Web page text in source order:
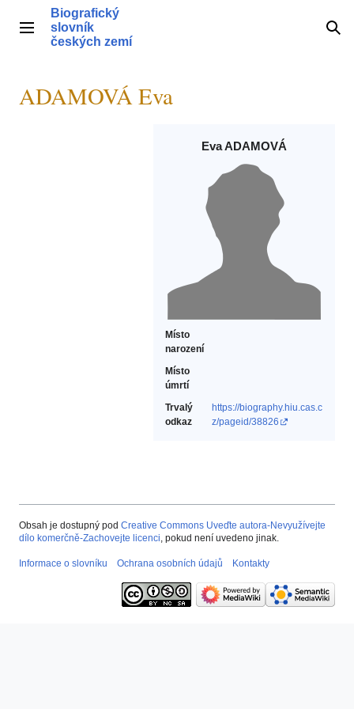
obsahHlavní menu
Biografický
slovník
českých zemí
ADAMOVÁ Eva
Eva ADAMOVÁ
Místo
narození
Místo
úmrtí
Trvalý
odkaz
https://biography.hiu.cas.c
z/pageid/38826
Obsah je dostupný pod Creative Commons Uveďte autora-Nevyužívejte
dílo komerčně-Zachovejte licenci, pokud není uvedeno jinak.
Informace o slovníku Ochrana osobních údajů Kontakty